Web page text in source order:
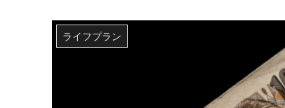
ライフプラン